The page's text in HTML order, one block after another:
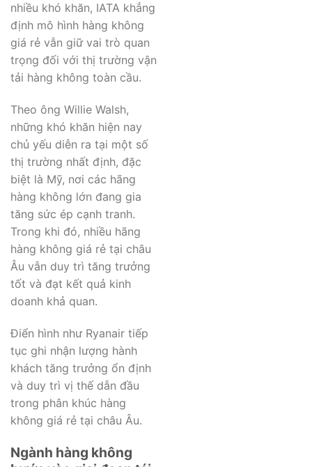
nhiều khó khăn, IATA khẳng
định mô hình hàng không
giá rẻ vẫn giữ vai trò quan
trọng đối với thị trường vận
tải hàng không toàn cầu.
Theo ông Willie Walsh,
những khó khăn hiện nay
chủ yếu diễn ra tại một số
thị trường nhất định, đặc
biệt là Mỹ, nơi các hãng
hàng không lớn đang gia
tăng sức ép cạnh tranh.
Trong khi đó, nhiều hãng
hàng không giá rẻ tại châu
Âu vẫn duy trì tăng trưởng
tốt và đạt kết quả kinh
doanh khả quan.
Điển hình như Ryanair tiếp
tục ghi nhận lượng hành
khách tăng trưởng ổn định
và duy trì vị thế dẫn đầu
trong phân khúc hàng
không giá rẻ tại châu Âu.
Ngành hàng không